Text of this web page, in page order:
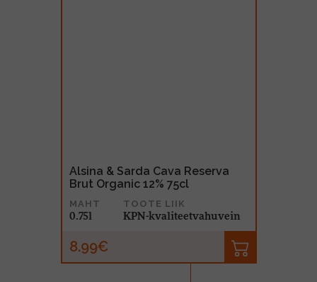
Alsina & Sarda Cava Reserva
Brut Organic 12% 75cl
MAHT
0.75l
TOOTE LIIK
KPN-kvaliteetvahuvein
8.99€